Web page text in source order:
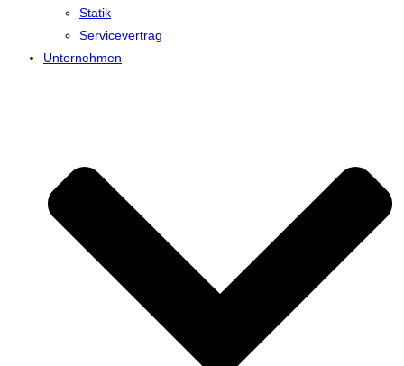
Statik
Servicevertrag
Unternehmen